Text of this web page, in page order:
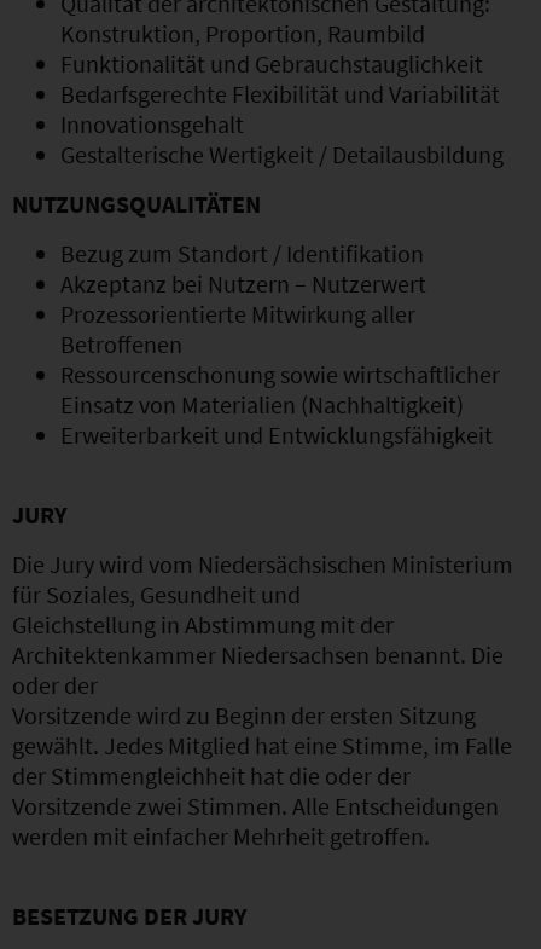
Konstruktion, Proportion, Raumbild
Funktionalität und Gebrauchstauglichkeit
Bedarfsgerechte Flexibilität und Variabilität
Innovationsgehalt
Gestalterische Wertigkeit / Detailausbildung
NUTZUNGSQUALITÄTEN
Bezug zum Standort / Identifikation
Akzeptanz bei Nutzern – Nutzerwert
Prozessorientierte Mitwirkung aller
Betroffenen
Ressourcenschonung sowie wirtschaftlicher
Einsatz von Materialien (Nachhaltigkeit)
Erweiterbarkeit und Entwicklungsfähigkeit
JURY
Die Jury wird vom Niedersächsischen Ministerium
für Soziales, Gesundheit und
Gleichstellung in Abstimmung mit der
Architektenkammer Niedersachsen benannt. Die
oder der
Vorsitzende wird zu Beginn der ersten Sitzung
gewählt. Jedes Mitglied hat eine Stimme, im Falle
der Stimmengleichheit hat die oder der
Vorsitzende zwei Stimmen. Alle Entscheidungen
werden mit einfacher Mehrheit getroffen.
BESETZUNG DER JURY